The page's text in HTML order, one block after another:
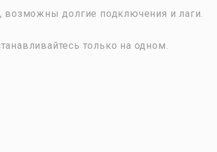
возможны долгие подключения и лаги.
только на одном.